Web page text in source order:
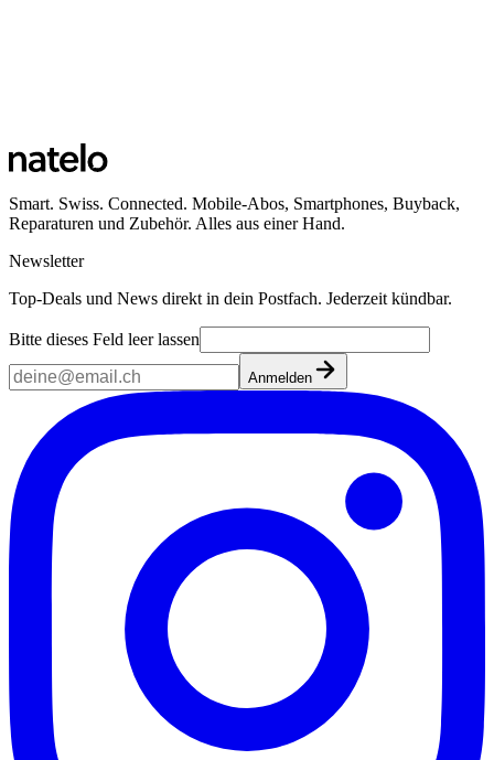
Smart. Swiss. Connected. Mobile-Abos, Smartphones, Buyback,
Reparaturen und Zubehör. Alles aus einer Hand.
Newsletter
Top-Deals und News direkt in dein Postfach. Jederzeit kündbar.
Bitte dieses Feld leer lassen
Anmelden